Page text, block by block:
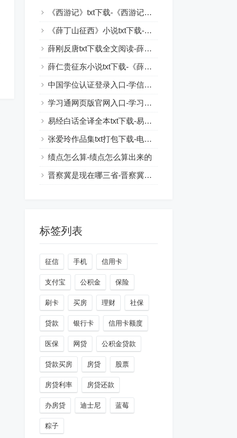
《西游记》txt下载-《西游记》原著电子书下载
《薛丁山征西》小说txt下载-薛丁山传奇txt下载
薛刚反唐txt下载全文阅读-薛刚反唐全文txt百度云
薛仁贵征东小说txt下载-《薛仁贵征东》古典小说下载
中国学位认证登录入口-学信网官网登录入口
学习通网页版官网入口-学习通账号在线登录
易经白话全译全本txt下载-易经白话文全文txt下载
张爱玲作品集txt打包下载-电子书下载张爱玲文集
绩点怎么算-绩点怎么算出来的
晋察冀是现在哪三省-晋察冀分别指代哪三省
标签列表
征信 手机 信用卡
支付宝 公积金 保险
刷卡 买房 理财 社保
贷款 银行卡 信用卡额度
医保 网贷 公积金贷款
贷款买房 房贷 股票
房贷利率 房贷还款
办房贷 迪士尼 蓝莓
粽子